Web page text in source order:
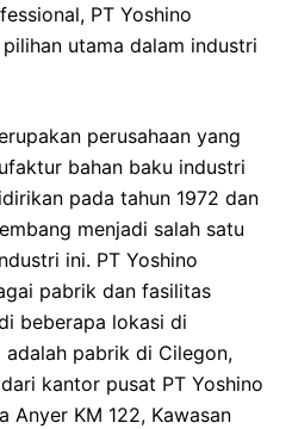
PT Yoshino
utama dalam industri
perusahaan yang
bahan baku industri
pada tahun 1972 dan
menjadi salah satu
ini. PT Yoshino
pabrik dan fasilitas
beberapa lokasi di
adalah pabrik di Cilegon,
kantor pusat PT Yoshino
Anyer KM 122, Kawasan